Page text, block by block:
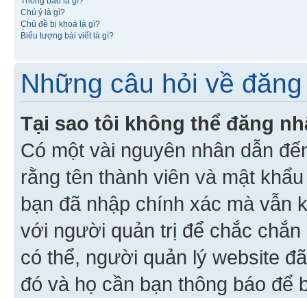
Chú ý là gì?
Chủ đề bị khoá là gì?
Biểu tượng bài viết là gì?
Những câu hỏi về
Tại sao tôi không thể đăng
Có một vài nguyên nhân dẫn
rằng tên thành viên và mật
bạn đã nhập chính xác mà vẫn
với người quản trị để chắc
có thể, người quản lý website
đó và họ cần bạn thông báo để